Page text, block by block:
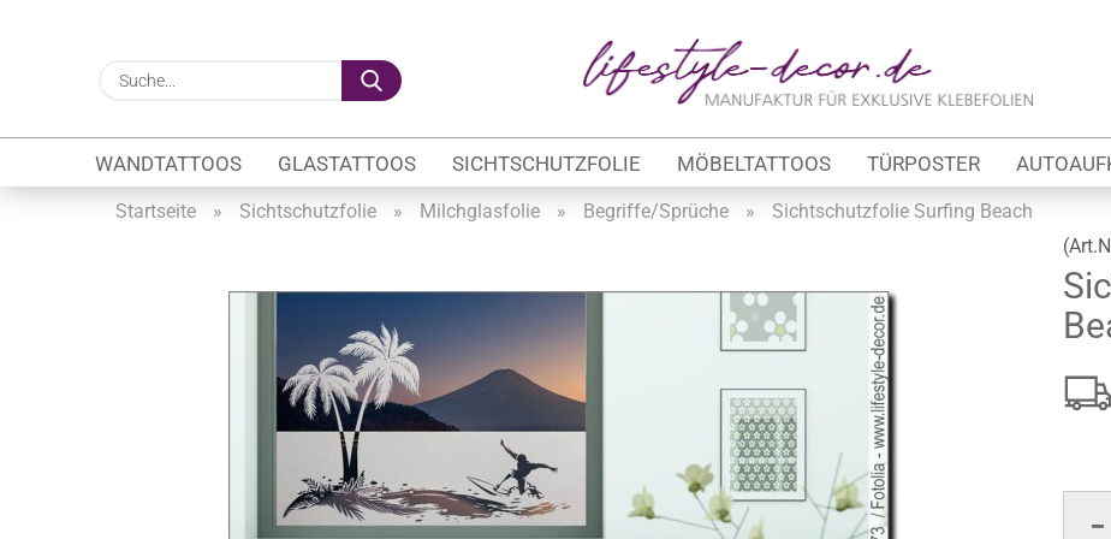
Lieferland
E-Mail
Konto
Suche...
WANDTATTOOS GLASTATTOOS SICHTSCHUTZFOLIE MÖBELTATTOOS TÜRPOSTER
Firmenlogo
Fahrzeugwerbung
Schaufensterbeschriftung
Öffnungszeiten
Sichtschutzfolien Gewerbe
Glasbeschriftung
Glasmotive
Durchlaufschutz
Startseite » Sichtschutzfolie » Milchglasfolie » Begriffe/Sprüche »
Sichtschutzfolie Surfing Beach